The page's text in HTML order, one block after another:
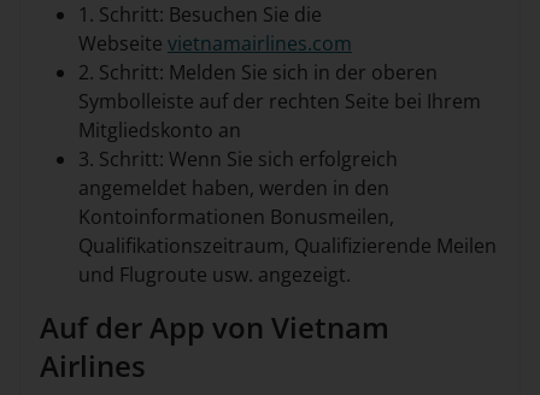
1. Schritt: Besuchen Sie die
Webseite vietnamairlines.com
2. Schritt: Melden Sie sich in der oberen
Symbolleiste auf der rechten Seite bei Ihrem
Mitgliedskonto an
3. Schritt: Wenn Sie sich erfolgreich
angemeldet haben, werden in den
Kontoinformationen Bonusmeilen,
Qualifikationszeitraum, Qualifizierende Meilen
und Flugroute usw. angezeigt.
Auf der App von Vietnam
Airlines